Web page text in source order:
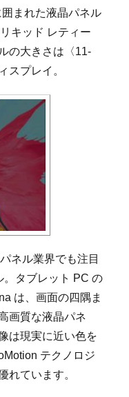
まれた液晶パネル
キッド レティー
の大きさは〈11-
スプレイ。
ネル業界でも注目
。タブレット PC の
は、画面の四隅ま
画質な液晶パネ
は現実に近い色を
テクノロジ
れています。